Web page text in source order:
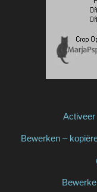
Activeer
Bewerken –